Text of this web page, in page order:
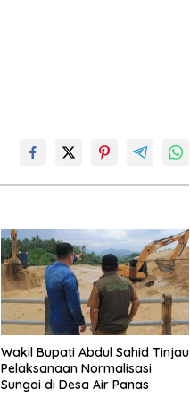
Wakil Bupati Abdul Sahid Tinjau
Pelaksanaan Normalisasi
Sungai di Desa Air Panas